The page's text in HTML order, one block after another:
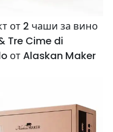
от 2 чаши за вино
Tre Cime di
от Alaskan Maker